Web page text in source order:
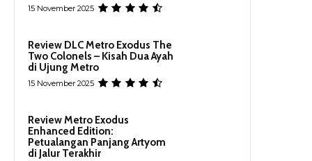
15 November 2025
Review DLC Metro Exodus The
Two Colonels – Kisah Dua Ayah
di Ujung Metro
15 November 2025
Review Metro Exodus
Enhanced Edition:
Petualangan Panjang Artyom
di Jalur Terakhir